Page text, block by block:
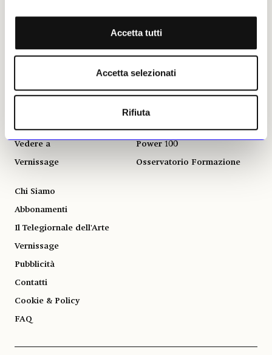
Accetta tutti
Accetta selezionati
Rifiuta
Libri
Notizie politiche e
Vedere a
Vernissage
Il calendario delle aste | Le
rilevazioni
Autori
Power 100
Osservatorio Formazione
Chi Siamo
Abbonamenti
Il Telegiornale dell'Arte
Vernissage
Pubblicità
Contatti
Cookie & Policy
FAQ